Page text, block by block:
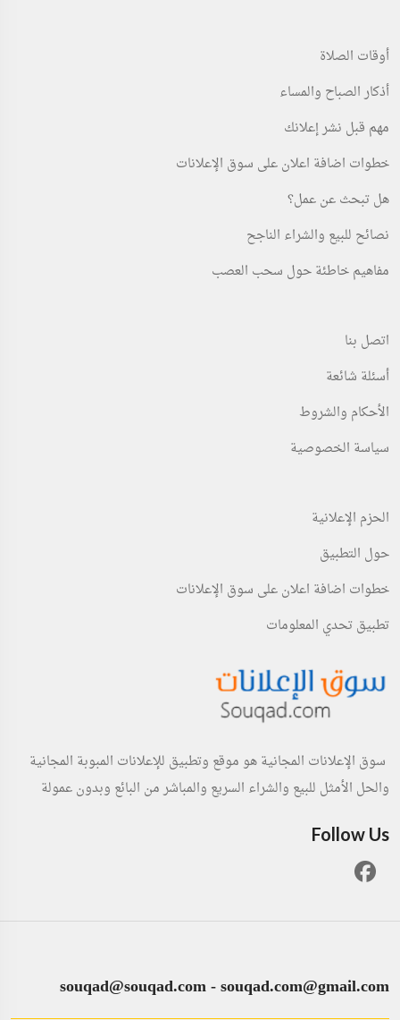
أوقات الصلاة
أذكار الصباح والمساء
مهم قبل نشر إعلانك
خطوات اضافة اعلان على سوق الإعلانات
هل تبحث عن عمل؟
نصائح للبيع والشراء الناجح
مفاهيم خاطئة حول سحب العصب
اتصل بنا
أسئلة شائعة
الأحكام والشروط
سياسة الخصوصية
الحزم الإعلانية
حول التطبيق
خطوات اضافة اعلان على سوق الإعلانات
تطبيق تحدي المعلومات
سوق الإعلانات المجانية هو موقع وتطبيق للإعلانات المبوبة المجانية
والحل الأمثل للبيع والشراء السريع والمباشر من البائع وبدون عمولة
Follow Us
souqad@souqad.com-souqad.com@gmail.com